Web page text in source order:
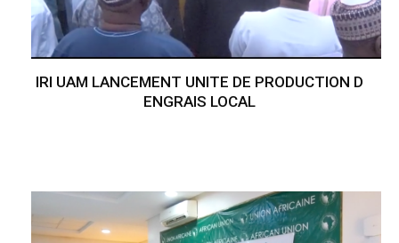
IRI UAM LANCEMENT UNITE DE PRODUCTION D
ENGRAIS LOCAL